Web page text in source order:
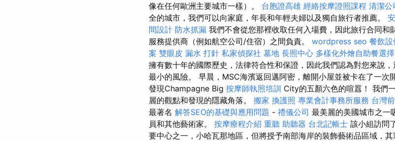
像在任何歐洲主要城市一樣）。 台胞證高雄 經絡按摩證照課程 清潔公
全的城市，我們可以向家庭，年長和年輕夫婦以及獨自旅行者推薦。
間設計 防水抓漏 我們不會從您那裡收取任何入場費，因此旅行合同和
服務提供商（例如航空公司/住宿）之間負責。 wordpress seo 餐飲設
案 雙眼皮 漏水 打針 私家偵探社 墓地 長照中心 多樣化外燴自助餐選擇
擁有數十年的國際歷史，法律符合性和保證，因此我們認為對您來說
最小的風險。 早晨，MSC海濱返回邁阿密，離開小屋並被卡在了一次
發現Champagne Big 按摩師執照培訓 City的五顏六色的喧囂！ 我們
麗的觀點和發現的隱藏角落。 搬家 換護照 專業會計事務所服務 台灣
最著名 解答SEO的基礎與應用問題 - 禮儀公司 最美麗的美國城市之一
員和其他藝術家。 按摩療程介紹 重聽 助聽器 台北記帳士 該小組訪問
要中心之一，小哈瓦那地區，但將授予南部海岸的裝飾藝術品區域，其